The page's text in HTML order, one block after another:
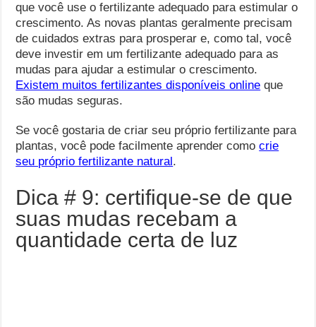
que você use o fertilizante adequado para estimular o
crescimento. As novas plantas geralmente precisam
de cuidados extras para prosperar e, como tal, você
deve investir em um fertilizante adequado para as
mudas para ajudar a estimular o crescimento.
Existem muitos fertilizantes disponíveis online que
são mudas seguras.
Se você gostaria de criar seu próprio fertilizante para
plantas, você pode facilmente aprender comocrie
seu próprio fertilizante natural .
Dica # 9: certifique-se de que
suas mudas recebam a
quantidade certa de luz